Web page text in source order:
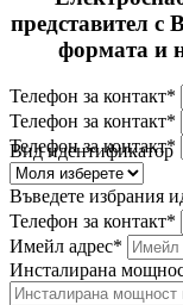
представител с
формата и
Телефон за контакт*
Телефон за контакт*
Телефон за контакт*
Вид идентификатор
Въведете избрания
Телефон за контакт*
Имейл адрес*
Инсталирана